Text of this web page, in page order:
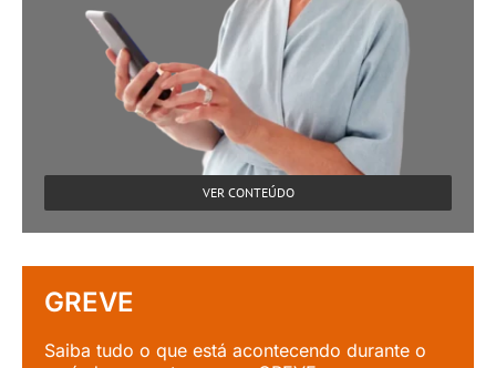
VER CONTEÚDO
GREVE
Saiba tudo o que está acontecendo durante o